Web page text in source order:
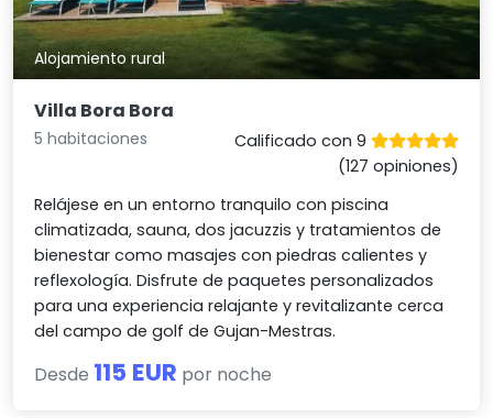
Alojamiento rural
Villa Bora Bora
5 habitaciones
Calificado con 9
(127 opiniones)
Relájese en un entorno tranquilo con piscina
climatizada, sauna, dos jacuzzis y tratamientos de
bienestar como masajes con piedras calientes y
reflexología. Disfrute de paquetes personalizados
para una experiencia relajante y revitalizante cerca
del campo de golf de Gujan-Mestras.
Desde 115 EUR por noche